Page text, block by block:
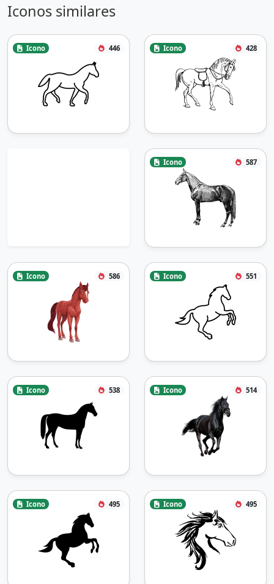
Iconos similares
Icono 446 Icono 428
Icono 587
Icono 586 Icono 551
Icono 538 Icono 514
Icono 495 Icono 495